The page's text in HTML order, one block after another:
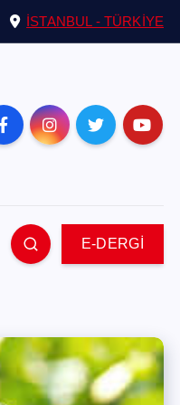
İSTANBUL - TÜRKİYE
E-DERGİ